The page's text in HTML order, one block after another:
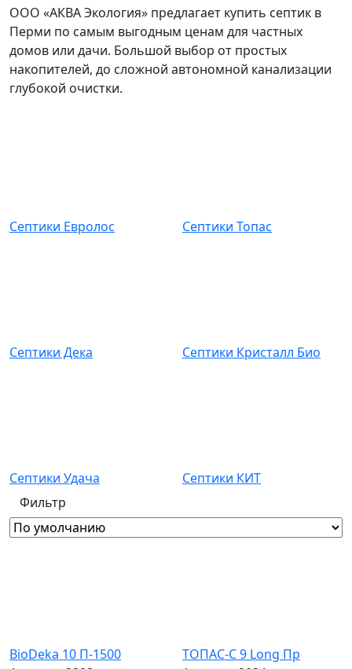
ООО «АКВА Экология» предлагает купить септик в
Перми по самым выгодным ценам для частных
домов или дачи. Большой выбор от простых
накопителей, до сложной автономной канализации
глубокой очистки.
Септики Евролос Септики Топас
Септики Дека Септики Кристалл Био
Септики Удача
Септики КИТ
Фильтр
BioDeka 10 П-1500
ТОПАС-С 9 Long Пр